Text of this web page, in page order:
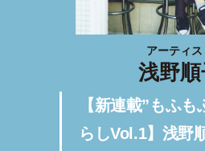
アーティス
浅野
【新連載”もふも
らしVol.1】浅野